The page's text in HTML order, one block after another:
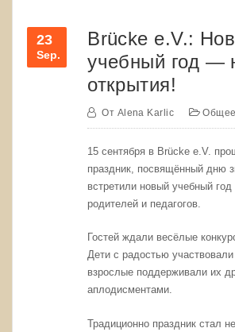
23
Sep.
Brücke e.V.:
учебный год —
открытия!
От Alena Karlic Общее
15 сентября в Brücke e.V.
праздник, посвящённый дню
встретили новый учебный год
родителей и педагогов.
Гостей ждали весёлые
Дети с радостью
взрослые поддерживали их
аплодисментами.
Традиционно праздник стал